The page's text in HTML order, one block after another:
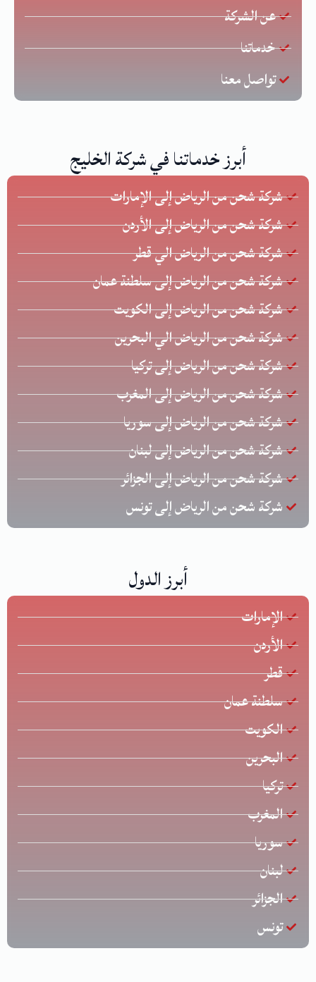
عن الشركة
خدماتنا
تواصل معنا
أبرز خدماتنا في شركة الخليج
شركة شحن من الرياض إلى الإمارات
شركة شحن من الرياض إلى الأردن
شركة شحن من الرياض الي قطر
شركة شحن من الرياض إلى سلطنة عمان
شركة شحن من الرياض إلى الكويت
شركة شحن من الرياض الي البحرين
شركة شحن من الرياض إلى تركيا
شركة شحن من الرياض إلى المغرب
شركة شحن من الرياض إلى سوريا
شركة شحن من الرياض إلى لبنان
شركة شحن من الرياض إلى الجزائر
شركة شحن من الرياض إلى تونس
أبرز الدول
الإمارات
الأردن
قطر
سلطنة عمان
الكويت
البحرين
تركيا
المغرب
سوريا
لبنان
الجزائر
تونس